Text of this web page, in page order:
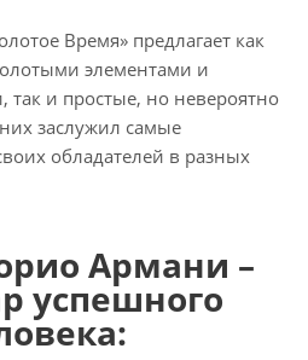
Время» предлагает как
элементами и
и простые, но невероятно
заслужил самые
обладателей в разных
Армани –
успешного